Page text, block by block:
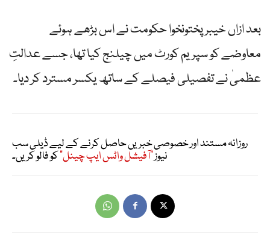
بعد ازاں خیبر پختونخوا حکومت نے اس بڑھے ہوئے
معاوضے کو سپریم کورٹ میں چیلنج کیا تھا، جسے عدالتِ
عظمیٰ نے تفصیلی فیصلے کے ساتھ یکسر مسترد کر دیا۔
روزانہ مستند اور خصوصی خبریں حاصل کرنے کے لیے ڈیلی سب
نیوز"آفیشل واٹس ایپ چینل"کو فالو کریں۔